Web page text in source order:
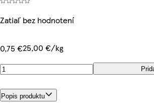
Zatiaľ bez hodnotení
0,75 €25,00 €/kg
Popis produktu